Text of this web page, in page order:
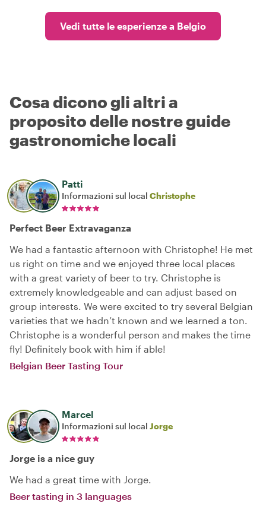
Vedi tutte le esperienze a Belgio
Cosa dicono gli altri a
proposito delle nostre guide
gastronomiche locali
Patti
Informazioni sul local Christophe
Perfect Beer Extravaganza
We had a fantastic afternoon with Christophe! He met
us right on time and we enjoyed three local places
with a great variety of beer to try. Christophe is
extremely knowledgeable and can adjust based on
group interests. We were excited to try several Belgian
varieties that we hadn’t known and we learned a ton.
Christophe is a wonderful person and makes the time
fly! Definitely book with him if able!
Belgian Beer Tasting Tour
Marcel
Informazioni sul local Jorge
Jorge is a nice guy
We had a great time with Jorge.
Beer tasting in 3 languages